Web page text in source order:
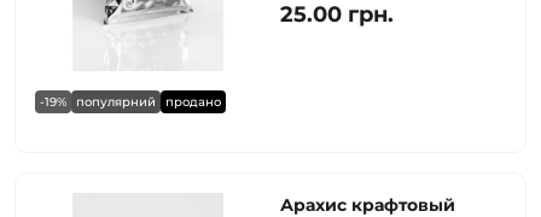
-19% популярний продано
25.00 грн.
Арахис крафтовый